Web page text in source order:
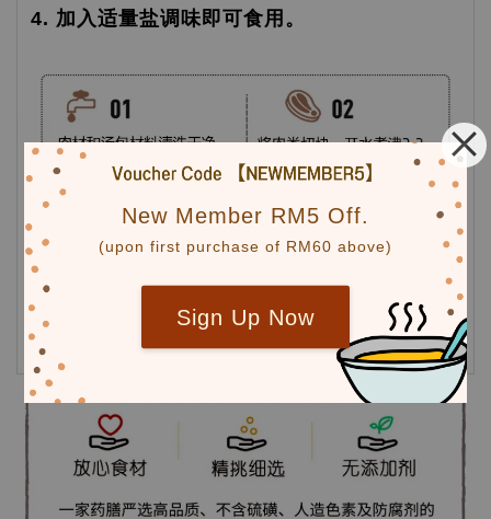
New Member RM5 Off.
(upon first purchase of RM60 above)
Sign Up Now
4. 加入适量盐调味即可食用。